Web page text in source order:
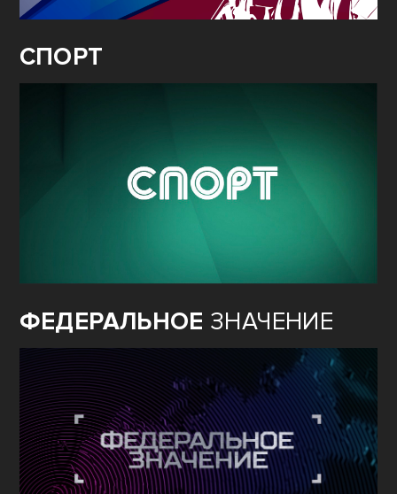
СПОРТ
ФЕДЕРАЛЬНОЕ ЗНАЧЕНИЕ